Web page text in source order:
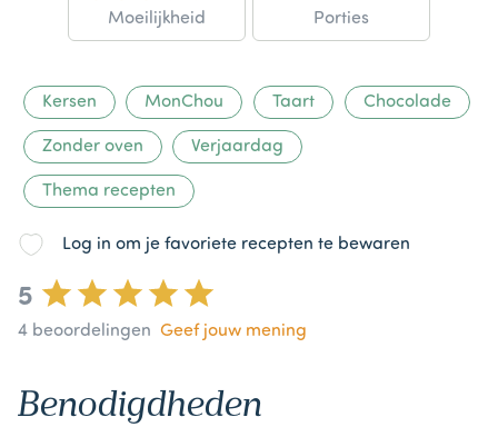
Moeilijkheid Porties
Kersen MonChou Taart Chocolade
Zonder oven Verjaardag
Thema recepten
Log in om je favoriete recepten te bewaren
5
4 beoordelingen Geef jouw mening
Benodigdheden